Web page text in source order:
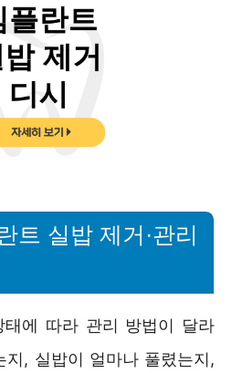
트 실밥 제거·관리
태에 따라 관리 방법이 달라
지, 실밥이 얼마나 풀렸는지,